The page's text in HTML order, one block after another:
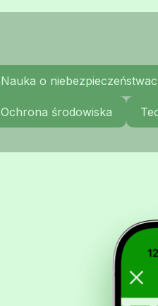
Nauka o
Ochrona środowiska